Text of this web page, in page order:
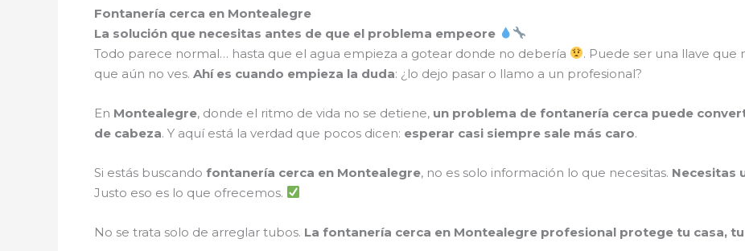
Fontanería cerca en Montealegre
La solución que necesitas antes de que el problema empeore
Todo parece normal… hasta que el agua empieza a gotear donde no debería
. Puede ser una llave que
que aún no ves. Ahí es cuando empieza la duda: ¿lo dejo pasar o llamo a un profesional?
En Montealegre, donde el ritmo de vida no se detiene, un problema de fontanería cerca puede
de cabeza. Y aquí está la verdad que pocos dicen: esperar casi siempre sale más caro.
Si estás buscando fontanería cerca en Montealegre, no es solo información lo que necesitas. Necesitas
Justo eso es lo que ofrecemos.
No se trata solo de arreglar tubos. La fontanería cerca en Montealegre profesional protege tu casa,